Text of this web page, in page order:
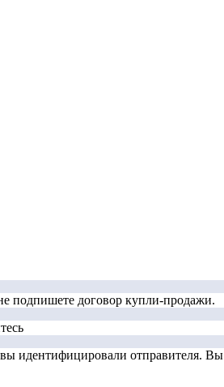
подпишете договор купли-продажи.
идентифицировали отправителя. Вы